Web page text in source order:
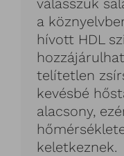
a
hívott HDL
telítetlen
kevésbé
alacsony,
keletkeznek.